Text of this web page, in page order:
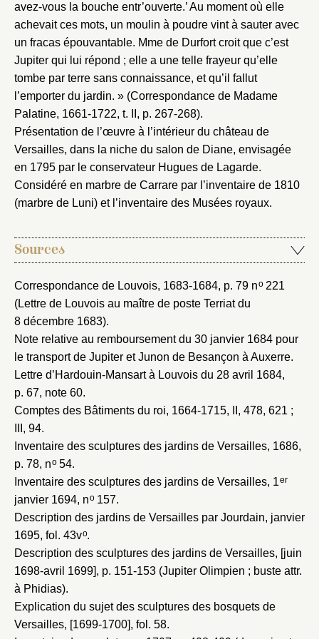
avez-vous la bouche entr’ouverte.’ Au moment où elle
achevait ces mots, un moulin à poudre vint à sauter avec
un fracas épouvantable. Mme de Durfort croit que c’est
Jupiter qui lui répond ; elle a une telle frayeur qu’elle
tombe par terre sans connaissance, et qu’il fallut
l’emporter du jardin. » (Correspondance de Madame
Palatine, 1661-1722, t. II, p. 267-268).
Présentation de l’œuvre à l’intérieur du château de
Versailles, dans la niche du salon de Diane, envisagée
en 1795 par le conservateur Hugues de Lagarde.
Considéré en marbre de Carrare par l’inventaire de 1810
(marbre de Luni) et l’inventaire des Musées royaux.
Sources
Correspondance de Louvois, 1683-1684, p. 79 no221
(Lettre de Louvois au maître de poste Terriat du
8 décembre 1683).
Note relative au remboursement du 30 janvier 1684 pour
le transport de Jupiter et Junon de Besançon à Auxerre.
Lettre d’Hardouin-Mansart à Louvois du 28 avril 1684,
p. 67, note 60.
Comptes des Bâtiments du roi, 1664-1715, II, 478, 621 ;
III, 94.
Inventaire des sculptures des jardins de Versailles, 1686,
p. 78, no54.
Inventaire des sculptures des jardins de Versailles, 1er
janvier 1694, no157.
Description des jardins de Versailles par Jourdain, janvier
1695, fol. 43vo.
Description des sculptures des jardins de Versailles, [juin
1698-avril 1699], p. 151-153 (Jupiter Olimpien ; buste attr.
à Phidias).
Explication du sujet des sculptures des bosquets de
Versailles, [1699-1700], fol. 58.
Valider
Nouveau dossier
Créer et ajouter
Mot de passe
Envoyer
Vous n'êtes pas encore inscrit ? Créer un compte
Vous avez oublié votre mot de passe ?Cliquez ici